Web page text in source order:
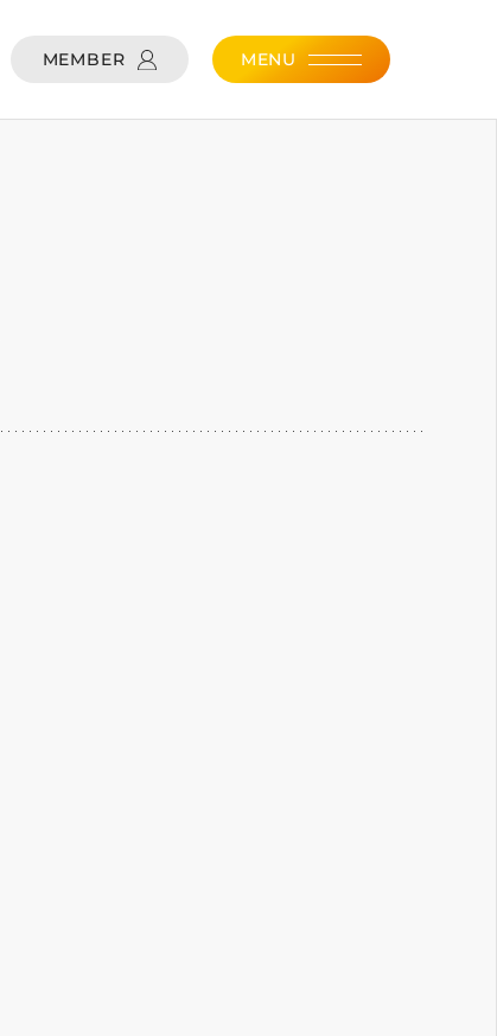
MEMBER MENU